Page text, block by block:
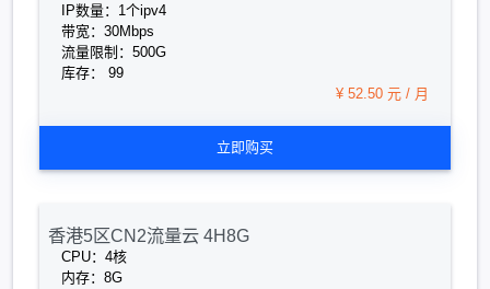
IP数量：1个ipv4
带宽：30Mbps
流量限制：500G
库存： 99
¥ 52.50 元 / 月
立即购买
香港5区CN2流量云 4H8G
CPU：4核
内存：8G